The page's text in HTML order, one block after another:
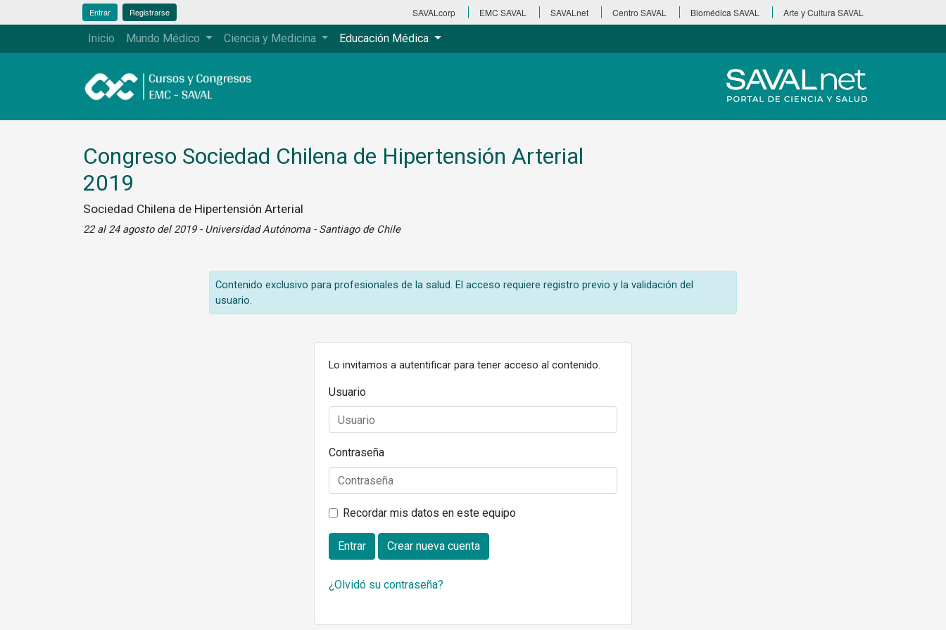
Entrar Registrarse SAVALcorp EMC SAVAL SAVALnet Centro SAVAL Biomédica SAVAL Arte y Cultura SAVAL
Inicio Mundo Médico Ciencia y Medicina Educación Médica
Congreso Sociedad Chilena de Hipertensión Arterial
2019
Sociedad Chilena de Hipertensión Arterial
22 al 24 agosto del 2019 - Universidad Autónoma - Santiago de Chile
Contenido exclusivo para profesionales de la salud. El acceso requiere registro previo y la validación del
usuario.
Lo invitamos a autentificar para tener acceso al contenido.
Usuario
Contraseña
Recordar mis datos en este equipo
Entrar Crear nueva cuenta
¿Olvidó su contraseña?